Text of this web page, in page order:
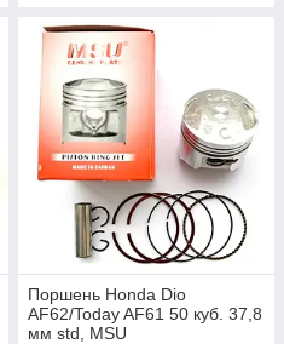
Поршень Honda Dio
AF62/Today AF61 50 куб. 37,8
мм std, MSU